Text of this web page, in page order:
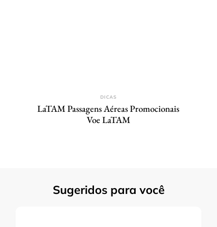
DICAS
LaTAM Passagens Aéreas Promocionais
Voe LaTAM
Sugeridos para você